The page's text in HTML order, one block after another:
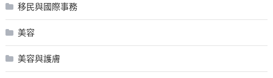
移民與國際事務
美容
美容與護膚